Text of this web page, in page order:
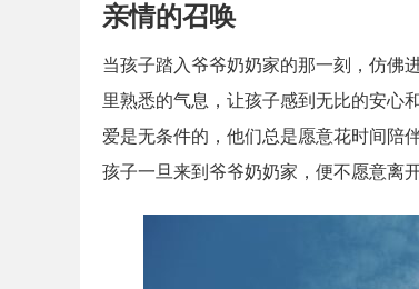
亲情的召唤
当孩子踏入爷爷奶奶家的那一刻，仿佛
里熟悉的气息，让孩子感到无比的安心
爱是无条件的，他们总是愿意花时间陪
孩子一旦来到爷爷奶奶家，便不愿意离开